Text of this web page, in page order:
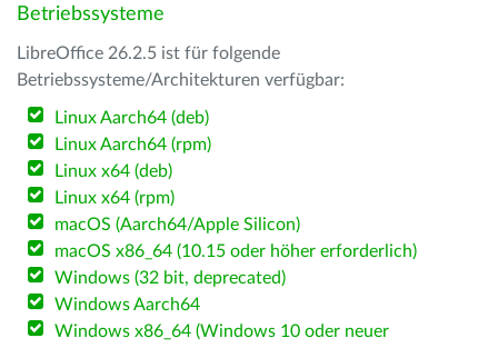
Betriebssysteme
LibreOffice 26.2.5 ist für folgende
Betriebssysteme/Architekturen verfügbar:
Linux Aarch64 (deb)
Linux Aarch64 (rpm)
Linux x64 (deb)
Linux x64 (rpm)
macOS (Aarch64/Apple Silicon)
macOS x86_64 (10.15 oder höher erforderlich)
Windows (32 bit, deprecated)
Windows Aarch64
Windows x86_64 (Windows 10 oder neuer